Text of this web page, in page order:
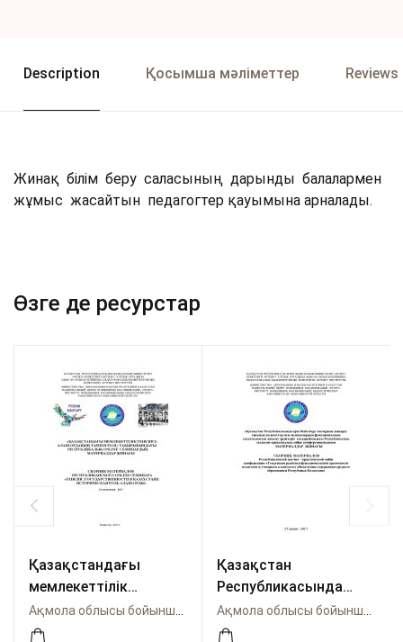
Description Қосымша мәліметтер Reviews
Жинақ білім беру саласының дарынды балалармен
жұмыс жасайтын педагогтер қауымына арналады.
Өзге де ресурстар
Қазақстандағы
мемлекеттілік
генезисі: Алаш
орданың тарихи ролі
Қазақстан
Республикасында
орта білім беру
мазмұнын жаңарту